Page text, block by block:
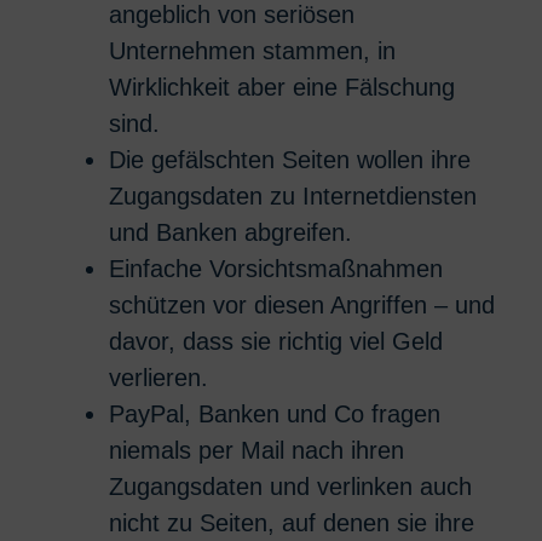
angeblich von seriösen
Unternehmen stammen, in
Wirklichkeit aber eine Fälschung
sind.
Die gefälschten Seiten wollen ihre
Zugangsdaten zu Internetdiensten
und Banken abgreifen.
Einfache Vorsichtsmaßnahmen
schützen vor diesen Angriffen – und
davor, dass sie richtig viel Geld
verlieren.
PayPal, Banken und Co fragen
niemals per Mail nach ihren
Zugangsdaten und verlinken auch
nicht zu Seiten, auf denen sie ihre